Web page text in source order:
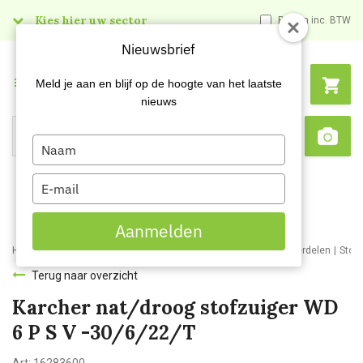
Kies hier uw sector Prijzen inc. BTW
Search
Menu
Home Webshop Schoonmaakmachines Stofzuigers en onderdelen
Terug naar overzicht
Karcher nat/droog stofzuiger WD
6 P S V -30/6/22/T
Nieuwsbrief
Meld je aan en blijf op de hoogte van het laatste
nieuws
Type
your
name
Type
your
email
Aanmelden